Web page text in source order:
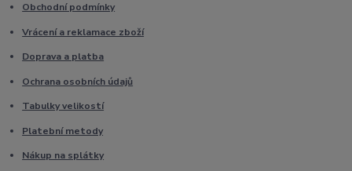
Obchodní podmínky
Vrácení a reklamace zboží
Doprava a platba
Ochrana osobních údajů
Tabulky velikostí
Platební metody
Nákup na splátky